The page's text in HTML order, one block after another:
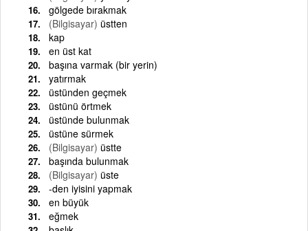
gölgede bırakmak
(Bilgisayar) üstten
kap
en üst kat
başına varmak (bir yerin)
yatırmak
üstünden geçmek
üstünü örtmek
üstünde bulunmak
üstüne sürmek
(Bilgisayar) üstte
başında bulunmak
(Bilgisayar) üste
-den iyisini yapmak
en büyük
eğmek